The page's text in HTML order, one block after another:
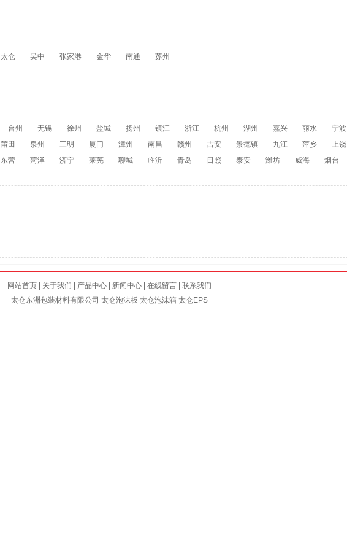
太仓 吴中 张家港 金华 南通 苏州
台州 无锡 徐州 盐城 扬州 镇江 浙江 杭州 湖州 嘉兴 丽水 宁波
莆田 泉州 三明 厦门 漳州 南昌 赣州 吉安 景德镇 九江 萍乡 上饶
东营 菏泽 济宁 莱芜 聊城 临沂 青岛 日照 泰安 潍坊 威海 烟台
网站首页| 关于我们 产品中心| 新闻中心| 在线留言| 联系我们
太仓东洲包装材料有限公司 太仓泡沫板 太仓泡沫箱 太仓EPS